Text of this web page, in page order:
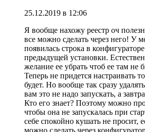
25.12.2019 в 12:06
Я вообще нахожу реестр оч
все можно сделать через него! У
появилась строка в
предыдущей установки.
желание ее убрать чтоб ее там не
Теперь не придется настраивать
будет. Но вообще так сразу
вам это не надо запускать, а
Кто его знает? Поэтому можно
чтобы она не запускалась при
себе спокойно кушать не просит,
можно сделать через